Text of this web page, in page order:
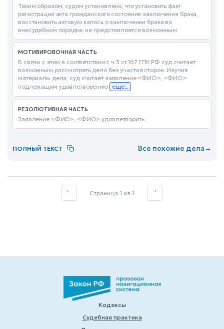
Таким образом, судом установлено, что установить факт
регистрации акта гражданского состояния заключения брака,
восстановить актовую запись о заключении брака во
внесудебном порядке, не представляется возможным
МОТИВИРОВОЧНАЯ ЧАСТЬ
В связи с этим в соответствии с ч.3 ст.167 ГПК РФ суд считает
возможным рассмотреть дело без участия сторон. Изучив
материалы дела, суд считает заявление <ФИО>, <ФИО>
подлежащим удовлетворению еще...
РЕЗОЛЮТИВНАЯ ЧАСТЬ
Заявление <ФИО>, <ФИО> удовлетворить
ПОЛНЫЙ ТЕКСТ Все похожие дела→
← Страница 1 из 1 →
Кодексы
Судебная практика